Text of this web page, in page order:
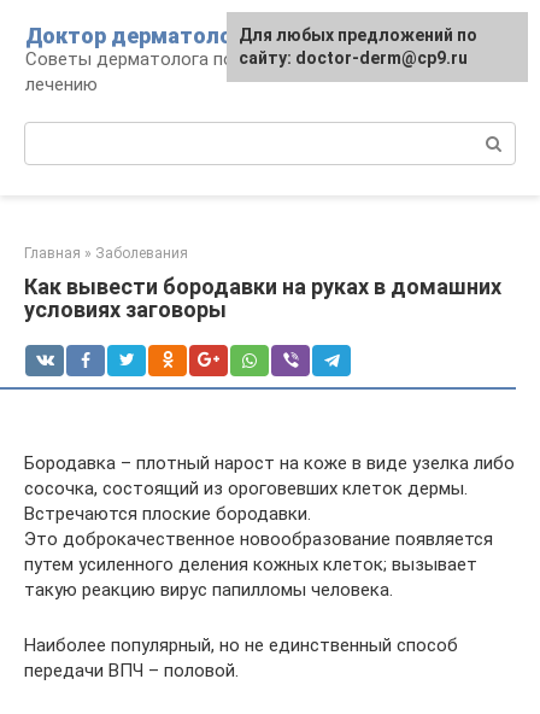
контенту
Доктор дерматолог
Советы дерматолога по уходу за кожей и
лечению
Главная » Заболевания
Как вывести бородавки на руках в домашних
условиях заговоры
Бородавка – плотный нарост на коже в виде узелка либо
сосочка, состоящий из ороговевших клеток дермы.
Встречаются плоские бородавки.
Это доброкачественное новообразование появляется
путем усиленного деления кожных клеток; вызывает
такую реакцию вирус папилломы человека.
Наиболее популярный, но не единственный способ
передачи ВПЧ – половой.
Для любых предложений по
сайту: doctor-derm@cp9.ru